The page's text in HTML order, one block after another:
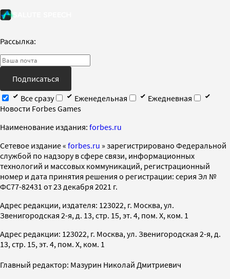
Рассылка:
Подписаться
Все сразу
Еженедельная
Ежедневная
Новости Forbes Games
Наименование издания: forbes.ru
Cетевое издание « forbes.ru » зарегистрировано Федеральной
службой по надзору в сфере связи, информационных
технологий и массовых коммуникаций, регистрационный
номер и дата принятия решения о регистрации: серия Эл №
ФС77-82431 от 23 декабря 2021 г.
Адрес редакции, издателя: 123022, г. Москва, ул.
Звенигородская 2-я, д. 13, стр. 15, эт. 4, пом. X, ком. 1
Адрес редакции: 123022, г. Москва, ул. Звенигородская 2-я, д.
13, стр. 15, эт. 4, пом. X, ком. 1
Главный редактор: Мазурин Николай Дмитриевич